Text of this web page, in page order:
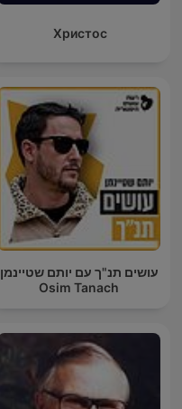
Христос
עושים תנ"ך עם יותם שטיינמן
Osim Tanach